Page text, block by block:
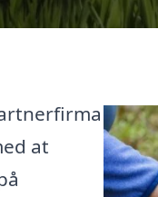
at